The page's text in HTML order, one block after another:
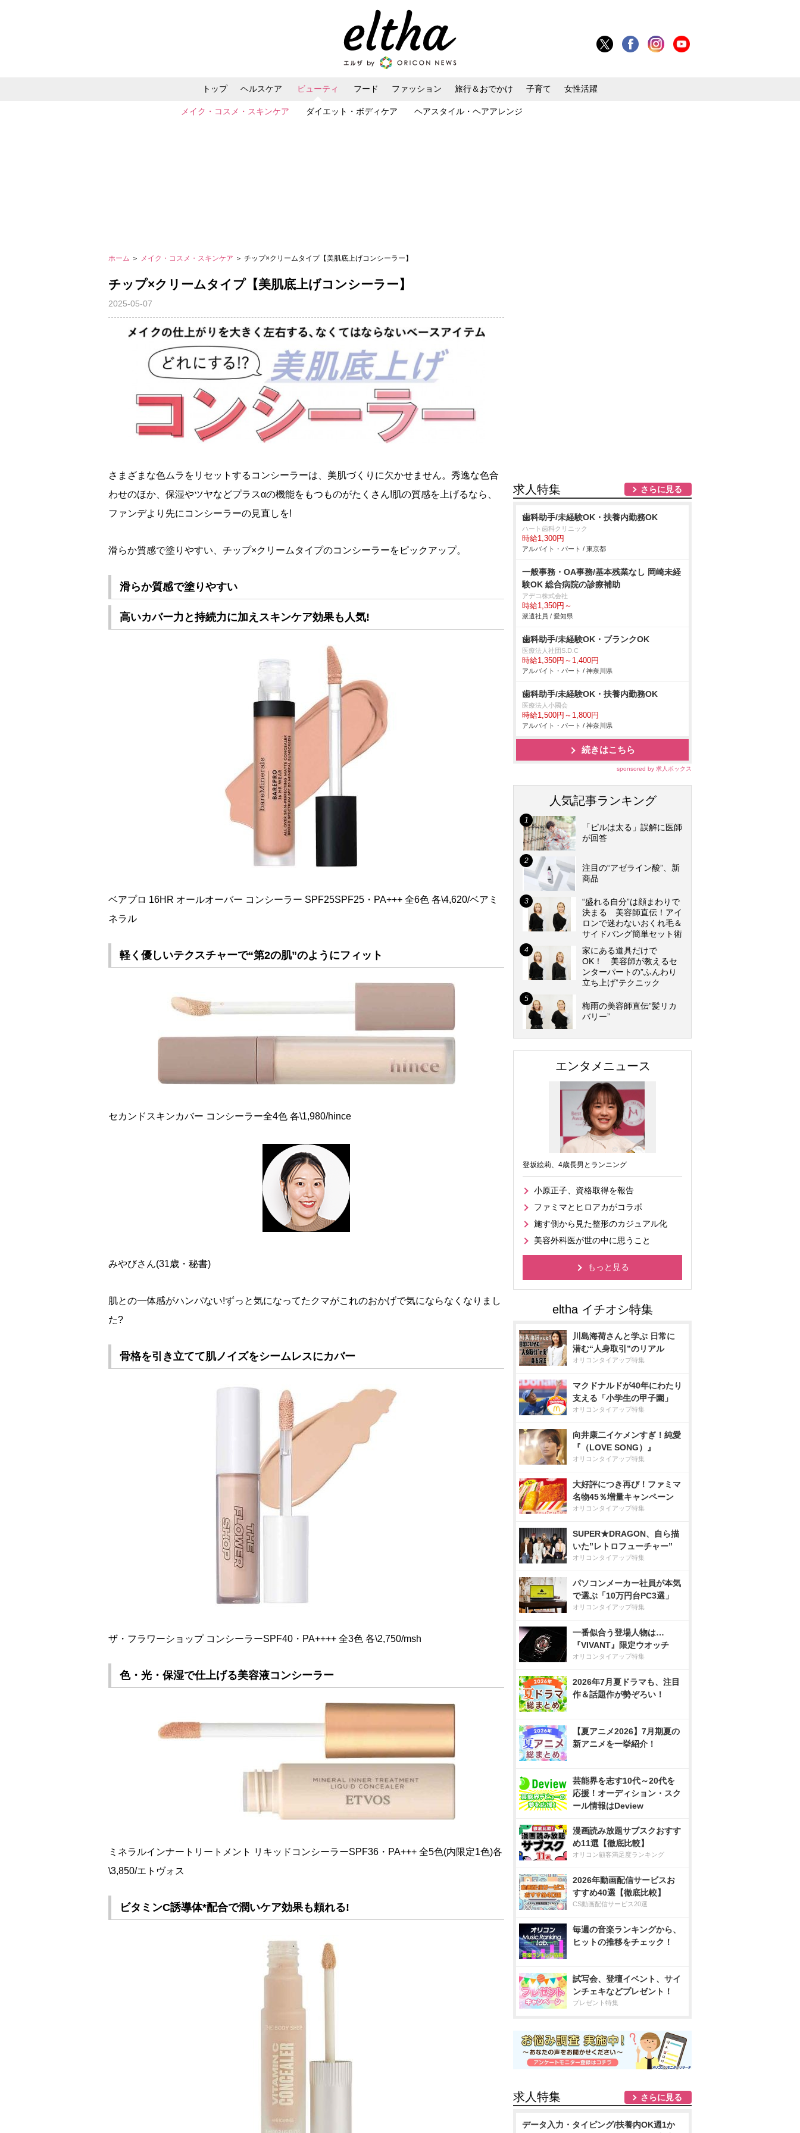
トップ ヘルスケア ビューティ
メイク・コスメ・スキンケア ダイエット・ボディケア ヘアスタイル・ヘアアレンジ
フード ファッション 旅行＆おでかけ 子育て 女性活躍
ホーム ＞ メイク・コスメ・スキンケア ＞ チップ×クリームタイプ【美肌底上げコンシーラー】
チップ×クリームタイプ【美肌底上げコンシーラー】
2025-05-07
さまざまな色ムラをリセットするコンシーラーは、美肌づくりに欠かせません。秀逸な色合
わせのほか、保湿やツヤなどプラスαの機能をもつものがたくさん!肌の質感を上げるなら、
ファンデより先にコンシーラーの見直しを!
滑らか質感で塗りやすい、チップ×クリームタイプのコンシーラーをピックアップ。
滑らか質感で塗りやすい
高いカバー力と持続力に加えスキンケア効果も人気!
ベアプロ 16HR オールオーバー コンシーラー SPF25SPF25・PA+++ 全6色 各\4,620/ベアミ
ネラル
軽く優しいテクスチャーで“第2の肌”のようにフィット
セカンドスキンカバー コンシーラー全4色 各\1,980/hince
みやびさん(31歳・秘書)
肌との一体感がハンパない!ずっと気になってたクマがこれのおかげで気にならなくなりまし
た?
骨格を引き立てて肌ノイズをシームレスにカバー
ザ・フラワーショップ コンシーラーSPF40・PA++++ 全3色 各\2,750/msh
色・光・保湿で仕上げる美容液コンシーラー
ミネラルインナートリートメント リキッドコンシーラーSPF36・PA+++ 全5色(内限定1色)各
\3,850/エトヴォス
ビタミンC誘導体*配合で潤いケア効果も頼れる!
求人特集 さらに見る
歯科助手/未経験OK・扶養内勤務OK
ハート歯科クリニック
時給1,300円
アルバイト・パート / 東京都
一般事務・OA事務/基本残業なし 岡崎未経
験OK 総合病院の診療補助
アデコ株式会社
時給1,350円～
派遣社員 / 愛知県
歯科助手/未経験OK・ブランクOK
医療法人社団S.D.C
時給1,350円～1,400円
アルバイト・パート / 神奈川県
歯科助手/未経験OK・扶養内勤務OK
医療法人小國会
時給1,500円～1,800円
アルバイト・パート / 神奈川県
続きはこちら
sponsored by 求人ボックス
人気記事ランキング
「ピルは太る」誤解に医師
が回答
注目の“アゼライン酸”、新
商品
“盛れる自分”は顔まわりで
決まる 美容師直伝！アイ
ロンで迷わないおくれ毛＆
サイドバング簡単セット術
家にある道具だけで
OK！ 美容師が教えるセ
ンターパートの”ふんわり
立ち上げ”テクニック
梅雨の美容師直伝”髪リカ
バリー”
エンタメニュース
登坂絵莉、4歳長男とランニング
小原正子、資格取得を報告
ファミマとヒロアカがコラボ
施す側から見た整形のカジュアル化
美容外科医が世の中に思うこと
もっと見る
川島海荷さんと学ぶ 日常に
潜む“人身取引”のリアル
オリコンタイアップ特集
マクドナルドが40年にわたり
支える「小学生の甲子園」
オリコンタイアップ特集
向井康二イケメンすぎ！純愛
『（LOVE SONG）』
オリコンタイアップ特集
大好評につき再び！ファミマ
名物45％増量キャンペーン
オリコンタイアップ特集
SUPER★DRAGON、自ら描
いた”レトロフューチャー”
オリコンタイアップ特集
パソコンメーカー社員が本気
で選ぶ「10万円台PC3選」
オリコンタイアップ特集
一番似合う登場人物は…
『VIVANT』限定ウオッチ
オリコンタイアップ特集
2026年7月夏ドラマも、注目
作＆話題作が勢ぞろい！
【夏アニメ2026】7月期夏の
新アニメを一挙紹介！
芸能界を志す10代～20代を
応援！オーディション・スク
ール情報はDeview
漫画読み放題サブスクおすす
め11選【徹底比較】
オリコン顧客満足度ランキング
2026年動画配信サービスお
すすめ40選【徹底比較】
CS動画配信サービス20選
毎週の音楽ランキングから、
ヒットの推移をチェック！
試写会、登壇イベント、サイ
ンチェキなどプレゼント！
プレゼント特集
求人特集 さらに見る
データ入力・タイピング/扶養内OK週1か